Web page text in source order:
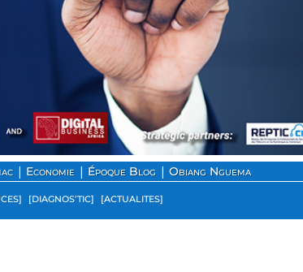
| Economie | Époque Blog |Obiang Nguema
[DIAGNOS’TIC] [ACTUALITES]